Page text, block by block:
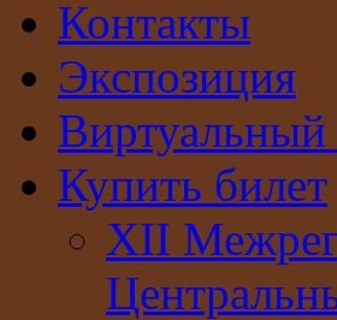
Контакты
Экспозиция
Виртуальный
Купить билет
XII